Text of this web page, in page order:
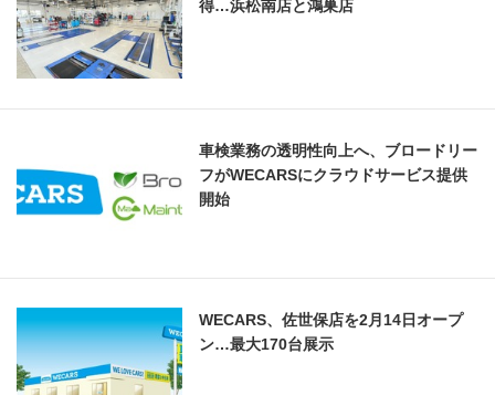
得…浜松南店と鴻巣店
車検業務の透明性向上へ、ブロードリー
フがWECARSにクラウドサービス提供
開始
WECARS、佐世保店を2月14日オープ
ン…最大170台展示